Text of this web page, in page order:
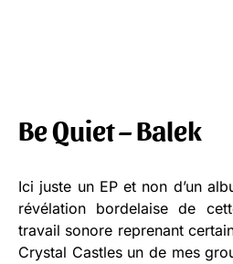
Be Quiet – Balek
Ici juste un EP et non d’un
révélation bordelaise de
travail sonore reprenant
Crystal Castles un de mes